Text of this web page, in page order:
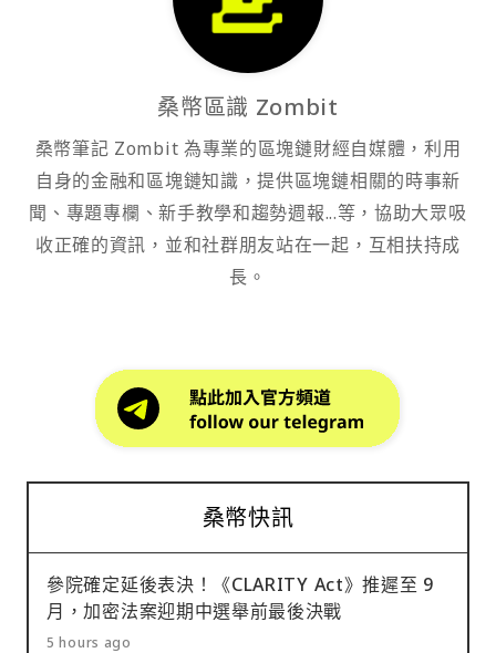
桑幣區識 Zombit
桑幣筆記 Zombit 為專業的區塊鏈財經自媒體，利用
自身的金融和區塊鏈知識，提供區塊鏈相關的時事新
聞、專題專欄、新手教學和趨勢週報...等，協助大眾吸
收正確的資訊，並和社群朋友站在一起，互相扶持成
長。
桑幣快訊
參院確定延後表決！《CLARITY Act》推遲至 9
月，加密法案迎期中選舉前最後決戰
5 hours ago